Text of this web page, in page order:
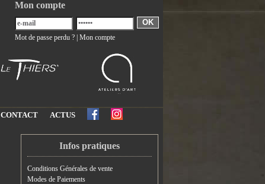
Mon compte
OK
Mot de passe perdu ? Mon compte
CONTACT ACTUS
Infos pratiques
Conditions Générales de vente
Modes de Paiements